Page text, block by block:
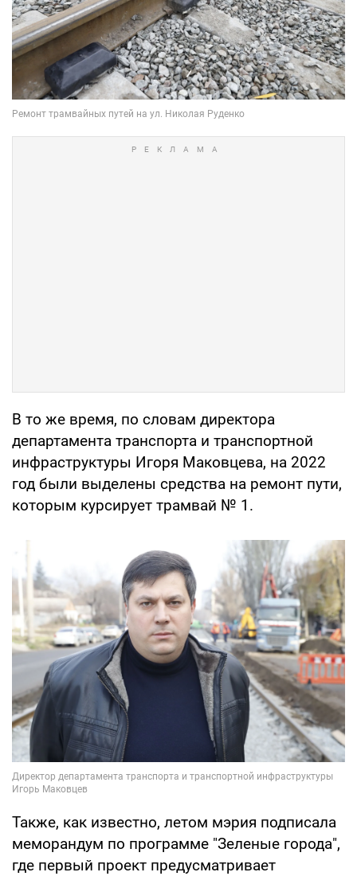
В то же время, по словам директора
департамента транспорта и транспортной
инфраструктуры Игоря Маковцева, на 2022
год были выделены средства на ремонт пути,
которым курсирует трамвай № 1.
Также, как известно, летом мэрия подписала
меморандум по программе "Зеленые города",
где первый проект предусматривает